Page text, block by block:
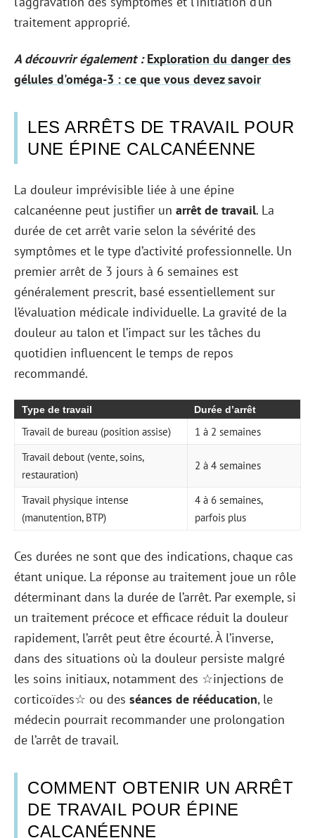
traitement approprié.
A découvrir également : Exploration du danger des
gélules d'oméga-3 : ce que vous devez savoir
LES ARRÊTS DE TRAVAIL POUR
UNE ÉPINE CALCANÉENNE
La douleur imprévisible liée à une épine
calcanéenne peut justifier un arrêt de travail. La
durée de cet arrêt varie selon la sévérité des
symptômes et le type d’activité professionnelle. Un
premier arrêt de 3 jours à 6 semaines est
généralement prescrit, basé essentiellement sur
l’évaluation médicale individuelle. La gravité de la
douleur au talon et l’impact sur les tâches du
quotidien influencent le temps de repos
recommandé.
Type de travail Durée d’arrêt
Travail de bureau (position assise)
1 à 2 semaines
Travail debout (vente, soins,
restauration)
2 à 4 semaines
Travail physique intense
(manutention, BTP)
4 à 6 semaines,
parfois plus
Ces durées ne sont que des indications, chaque cas
étant unique. La réponse au traitement joue un rôle
déterminant dans la durée de l’arrêt. Par exemple, si
un traitement précoce et efficace réduit la douleur
rapidement, l’arrêt peut être écourté. À l’inverse,
dans des situations où la douleur persiste malgré
les soins initiaux, notamment des ☆injections de
corticoïdes☆ ou des séances de rééducation, le
médecin pourrait recommander une prolongation
de l’arrêt de travail.
COMMENT OBTENIR UN ARRÊT
DE TRAVAIL POUR ÉPINE
CALCANÉENNE